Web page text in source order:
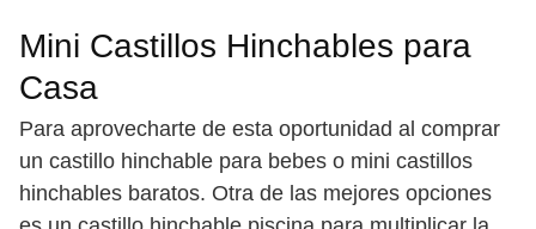
Mini Castillos Hinchables para
Casa
Para aprovecharte de esta oportunidad al comprar
un castillo hinchable para bebes o mini castillos
hinchables baratos. Otra de las mejores opciones